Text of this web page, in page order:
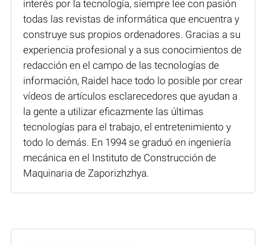
interés por la tecnología, siempre lee con pasión
todas las revistas de informática que encuentra y
construye sus propios ordenadores. Gracias a su
experiencia profesional y a sus conocimientos de
redacción en el campo de las tecnologías de
información, Raidel hace todo lo posible por crear
vídeos de artículos esclarecedores que ayudan a
la gente a utilizar eficazmente las últimas
tecnologías para el trabajo, el entretenimiento y
todo lo demás. En 1994 se graduó en ingeniería
mecánica en el Instituto de Construcción de
Maquinaria de Zaporizhzhya.